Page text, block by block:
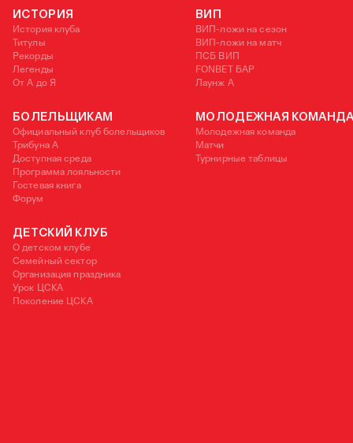
ИСТОРИЯ
История клуба
Титулы
Рекорды
Легенды
От А до Я
ВИП
ВИП-ложи на сезон
ВИП-ложи на матч
ПСБ ВИП
FONBET БАР
Лаунж A
БОЛЕЛЬЩИКАМ
Официальный клуб болельщиков
Трибуна А
Доступная среда
Программа лояльности
Гостевая книга
Форум
МОЛОДЕЖНАЯ
Молодежная команда
Матчи
Турнирные таблицы
ДЕТСКИЙ КЛУБ
О детском клубе
Семейный сектор
Организация праздника
Урок ЦСКА
Поколение ЦСКА